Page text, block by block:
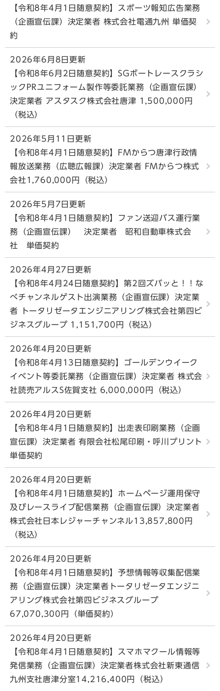
【令和8年4月1日随意契約】スポーツ報知広告業務
（企画宣伝課）決定業者 株式会社電通九州 単価契
約
2026年6月8日更新
【令和8年6月2日随意契約】SGボートレースクラシ
ックPRユニフォーム製作等委託業務（企画宣伝課）
決定業者 アスタスク株式会社唐津 1,500,000円
（税込）
2026年5月11日更新
【令和8年4月1日随意契約】FMからつ唐津行政情
報放送業務（広聴広報課）決定業者 FMからつ株式
会社1,760,000円（税込）
2026年5月7日更新
【令和8年4月1日随意契約】ファン送迎バス運行業
務（企画宣伝課） 決定業者 昭和自動車株式会
社 単価契約
2026年4月27日更新
【令和8年4月24日随意契約】第2回ズバッと！！な
べチャンネルゲスト出演業務（企画宣伝課）決定業
者 トータリゼータエンジニアリング株式会社第四ビ
ジネスグループ 1,151,700円（税込）
2026年4月20日更新
【令和8年4月13日随意契約】ゴールデンウイーク
イベント等委託業務（企画宣伝課）決定業者 株式会
社読売アルスS佐賀支社 6,000,000円（税込）
2026年4月20日更新
【令和8年4月1日随意契約】出走表印刷業務（企画
宣伝課）決定業者 有限会社松尾印刷・呼川プリント
単価契約
2026年4月20日更新
【令和8年4月1日随意契約】ホームページ運用保守
及びレースライブ配信業務（企画宣伝課）決定業者
株式会社日本レジャーチャンネル13,857,800円
（税込）
2026年4月20日更新
【令和8年4月1日随意契約】予想情報等収集配信業
務（企画宣伝課）決定業者トータリゼータエンジニ
アリング株式会社第四ビジネスグループ
67,070,300円（単価契約）
2026年4月20日更新
【令和8年4月1日随意契約】スマホマクール情報等
発信業務（企画宣伝課）決定業者株式会社新東通信
九州支社唐津分室14,216,400円（税込）